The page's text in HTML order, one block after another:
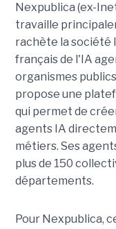
Nexpublica (ex-
travaille
rachète la société
français de l'IA
organismes
propose une
qui permet de
agents IA
métiers. Ses
plus de 150
départements.
Pour Nexpublica,